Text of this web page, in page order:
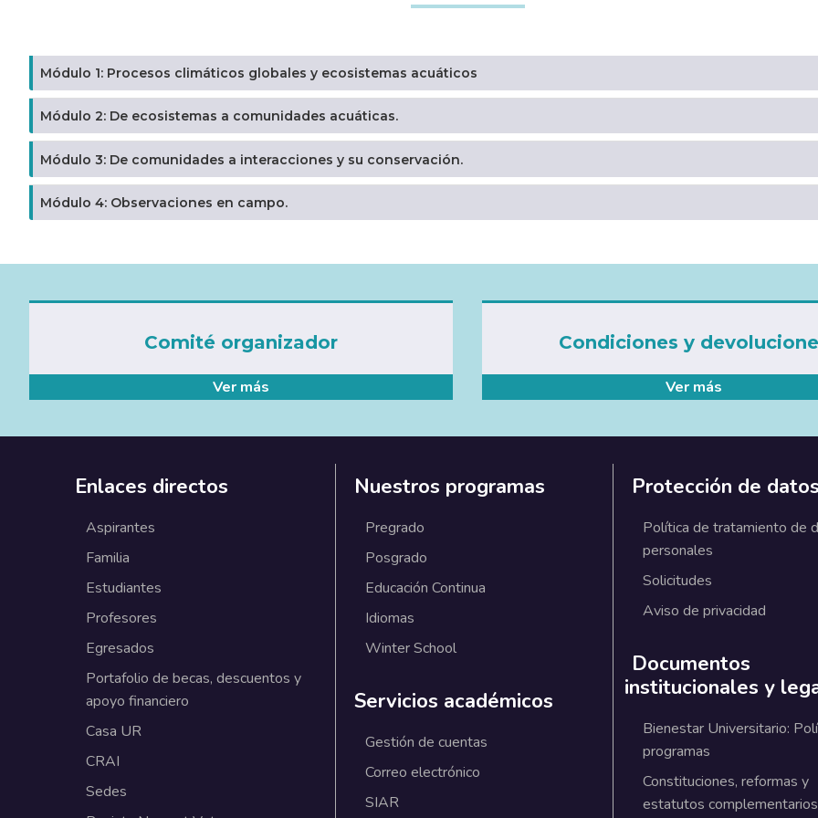
Módulo 1: Procesos climáticos globales y ecosistemas acuáticos
Módulo 2: De ecosistemas a comunidades acuáticas.
Módulo 3: De comunidades a interacciones y su conservación.
Módulo 4: Observaciones en campo.
Comité organizador
Ver más
Condiciones y
Ver más
Enlaces directos
Aspirantes
Familia
Estudiantes
Profesores
Egresados
Portafolio de becas, descuentos y
apoyo financiero
Casa UR
CRAI
Sedes
Nuestros programas
Pregrado
Posgrado
Educación Continua
Idiomas
Winter School
Servicios académicos
Gestión de cuentas
Correo electrónico
SIAR
Protección de
Política de tratamiento de
personales
Solicitudes
Aviso de privacidad
Documentos
institucionales y
Bienestar Universitario:
programas
Constituciones, reformas y
estatutos complementarios